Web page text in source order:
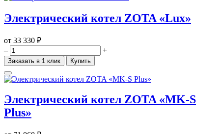
Электрический котел ZOTA «Lux»
от 33 330 ₽
–
+
Заказать в 1 клик Купить
Электрический котел ZOTA «MK-S
Plus»